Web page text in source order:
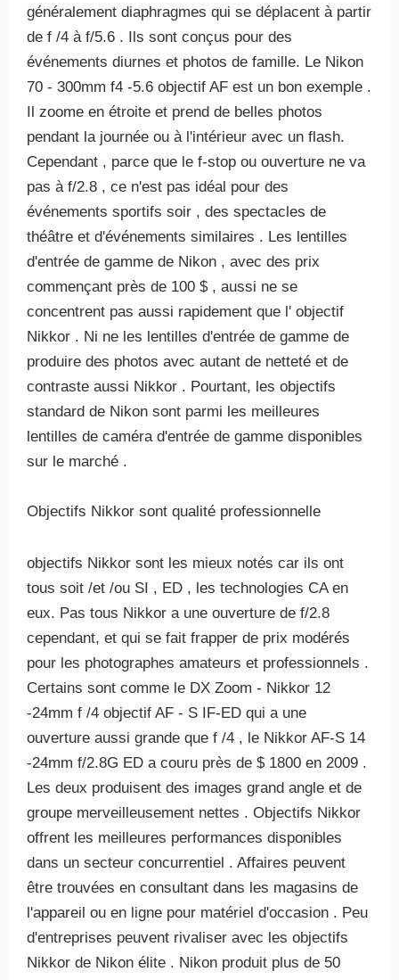
généralement diaphragmes qui se déplacent à partir
de f /4 à f/5.6 . Ils sont conçus pour des
événements diurnes et photos de famille. Le Nikon
70 - 300mm f4 -5.6 objectif AF est un bon exemple .
Il zoome en étroite et prend de belles photos
pendant la journée ou à l'intérieur avec un flash.
Cependant , parce que le f-stop ou ouverture ne va
pas à f/2.8 , ce n'est pas idéal pour des
événements sportifs soir , des spectacles de
théâtre et d'événements similaires . Les lentilles
d'entrée de gamme de Nikon , avec des prix
commençant près de 100 $ , aussi ne se
concentrent pas aussi rapidement que l' objectif
Nikkor . Ni ne les lentilles d'entrée de gamme de
produire des photos avec autant de netteté et de
contraste aussi Nikkor . Pourtant, les objectifs
standard de Nikon sont parmi les meilleures
lentilles de caméra d'entrée de gamme disponibles
sur le marché .
Objectifs Nikkor sont qualité professionnelle
objectifs Nikkor sont les mieux notés car ils ont
tous soit /et /ou SI , ED , les technologies CA en
eux. Pas tous Nikkor a une ouverture de f/2.8
cependant, et qui se fait frapper de prix modérés
pour les photographes amateurs et professionnels .
Certains sont comme le DX Zoom - Nikkor 12
-24mm f /4 objectif AF - S IF-ED qui a une
ouverture aussi grande que f /4 , le Nikkor AF-S 14
-24mm f/2.8G ED a couru près de $ 1800 en 2009 .
Les deux produisent des images grand angle et de
groupe merveilleusement nettes . Objectifs Nikkor
offrent les meilleures performances disponibles
dans un secteur concurrentiel . Affaires peuvent
être trouvées en consultant dans les magasins de
l'appareil ou en ligne pour matériel d'occasion . Peu
d'entreprises peuvent rivaliser avec les objectifs
Nikkor de Nikon élite . Nikon produit plus de 50